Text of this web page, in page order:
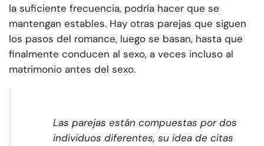
la suficiente frecuencia, podría hacer que se
mantengan estables. Hay otras parejas que siguen
los pasos del romance, luego se basan, hasta que
finalmente conducen al sexo, a veces incluso al
matrimonio antes del sexo.
Las parejas están compuestas por dos
individuos diferentes, su idea de citas